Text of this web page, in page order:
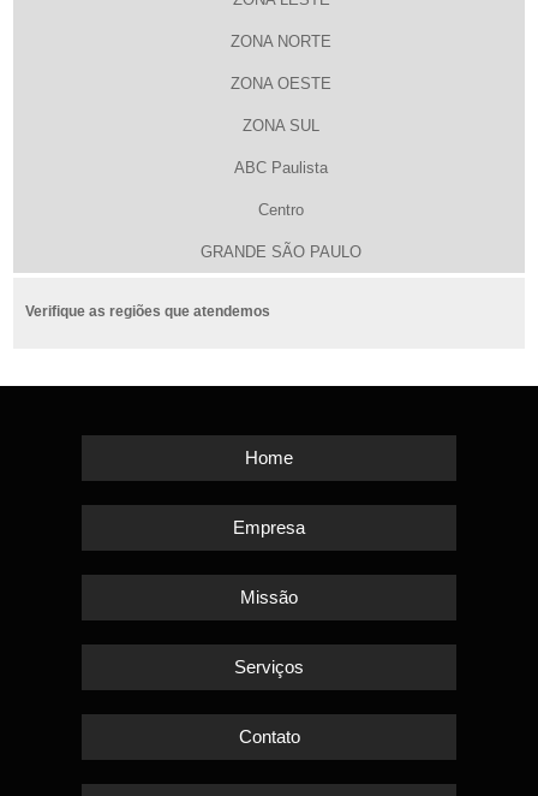
ZONA NORTE
ZONA OESTE
ZONA SUL
ABC Paulista
Centro
GRANDE SÃO PAULO
Verifique as regiões que atendemos
Home
Empresa
Missão
Serviços
Contato